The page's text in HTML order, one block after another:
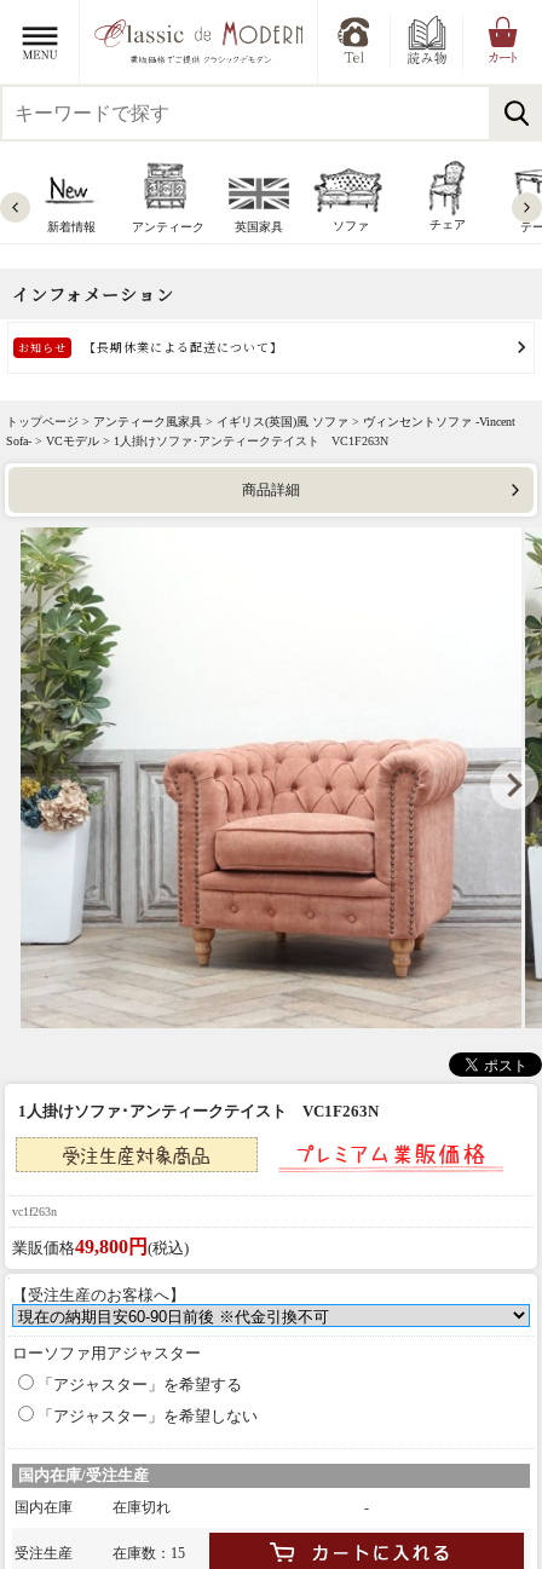
新着情報 アンティーク 英国家具 ソファ チェア テ
トップページ > アンティーク風家具 > イギリス(英国)風 ソファ > ヴィンセントソファ -Vincent
Sofa- > VCモデル > 1人掛けソファ･アンティークテイスト VC1F263N
商品詳細
1人掛けソファ･アンティークテイスト VC1F263N
vc1f263n
業販価格49,800円 (税込)
【受注生産のお客様へ】
ローソファ用アジャスター
「アジャスター」を希望する
「アジャスター」を希望しない
国内在庫/受注生産
国内在庫 在庫切れ -
受注生産 在庫数：15